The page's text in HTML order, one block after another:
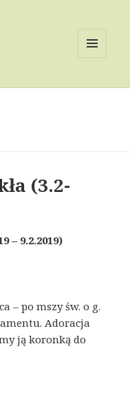
WIDGETS
(3.2-
– 9.2.2019)
– po mszy św. o g.
Adoracja
ją koronką do